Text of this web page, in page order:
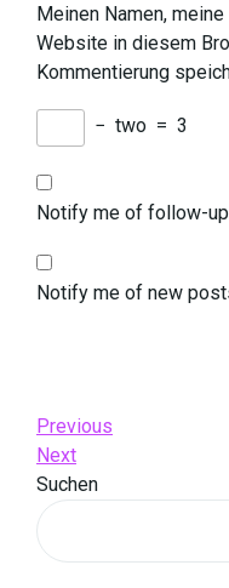
Meinen Namen,
Website in diesem
Kommentierung
− two = 3
Notify me of follow-
Notify me of new
Beitrags-
Navigation
Previous
Post
Previous
Next
Post
Next
Suchen